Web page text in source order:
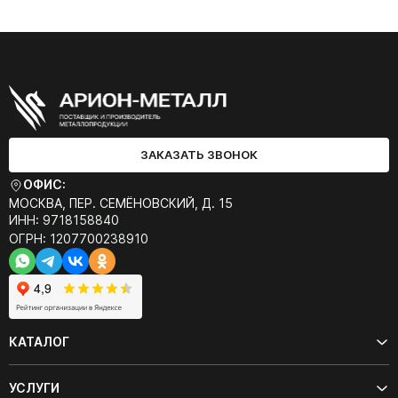
ЗАКАЗАТЬ ЗВОНОК
ОФИС:
МОСКВА, ПЕР. СЕМЁНОВСКИЙ, Д. 15
ИНН: 9718158840
ОГРН: 1207700238910
КАТАЛОГ
УСЛУГИ